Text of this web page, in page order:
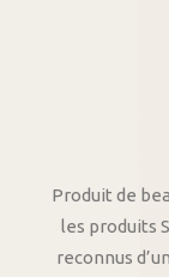
Produit de
les produits
reconnus